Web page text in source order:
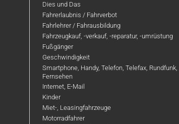
Dies und Das
Fahrerlaubnis / Fahrverbot
Fahrlehrer / Fahrausbildung
Fahrzeugkauf, -verkauf, -reparatur, -umrüstung
Fußgänger
Geschwindigkeit
Smartphone, Handy, Telefon, Telefax, Rundfunk,
Fernsehen
Internet, E-Mail
Kinder
Miet-, Leasingfahrzeuge
Motorradfahrer